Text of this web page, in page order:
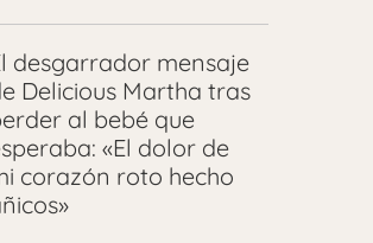
desgarrador mensaje
Delicious Martha tras
al bebé que
«El dolor de
corazón roto hecho